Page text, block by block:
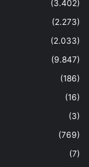
(3.402)
(2.273)
(2.033)
(9.847)
(186)
(16)
(3)
(769)
(7)